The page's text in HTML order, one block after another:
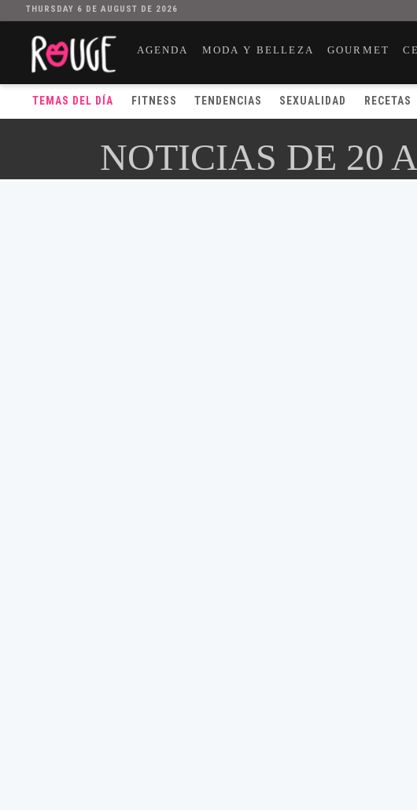
THURSDAY 6 DE AUGUST DE 2026
AGENDA MODA Y BELLEZA GOURMET
TEMAS DEL DÍA FITNESS TENDENCIAS SEXUALIDAD RECETAS
NOTICIAS DE 20